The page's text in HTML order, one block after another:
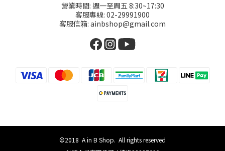
營業時間: 週一至周五 8:30~17:30
客服專線: 02-29991900
客服信箱: ainbshop@gmail.com
©2018 A in B Shop. All rights reserved